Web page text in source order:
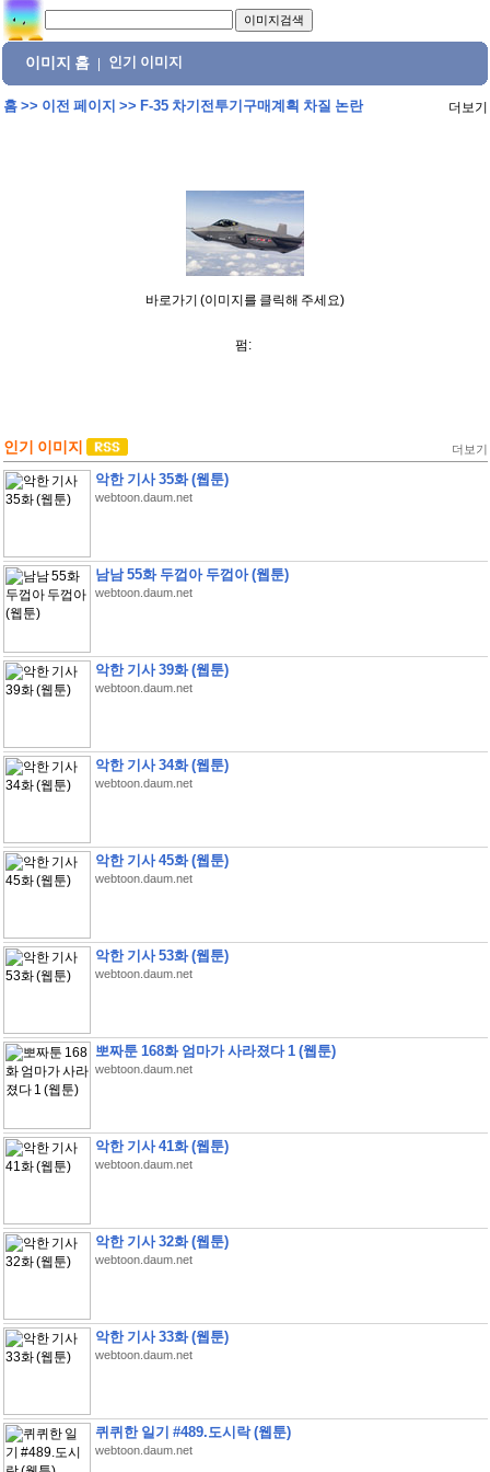
이미지 홈 인기 이미지
홈>> 이전 페이지 >> F-35 차기전투기구매계획 차질 논란 더보기
바로가기 (이미지를 클릭해 주세요)
펌:
인기 이미지 더보기
악한 기사 35화 (웹툰)
webtoon.daum.net
남남 55화 두껍아 두껍아 (웹툰)
webtoon.daum.net
악한 기사 39화 (웹툰)
webtoon.daum.net
악한 기사 34화 (웹툰)
webtoon.daum.net
악한 기사 45화 (웹툰)
webtoon.daum.net
악한 기사 53화 (웹툰)
webtoon.daum.net
뽀짜툰 168화 엄마가 사라졌다 1 (웹툰)
webtoon.daum.net
악한 기사 41화 (웹툰)
webtoon.daum.net
악한 기사 32화 (웹툰)
webtoon.daum.net
악한 기사 33화 (웹툰)
webtoon.daum.net
퀴퀴한 일기 #489.도시락 (웹툰)
webtoon.daum.net